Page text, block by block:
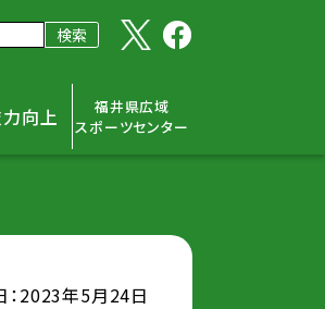
向上
福井県広域
スポーツセンター
：2023年5月24日